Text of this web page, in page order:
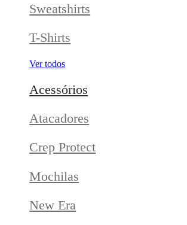
Sweatshirts
T-Shirts
Ver todos
Acessórios
Atacadores
Crep Protect
Mochilas
New Era